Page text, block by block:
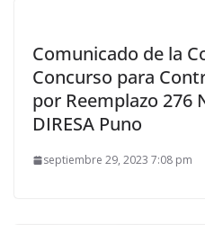
Comunicado de la
Concurso para
por Reemplazo 276
DIRESA Puno
septiembre 29, 2023 7:08 pm